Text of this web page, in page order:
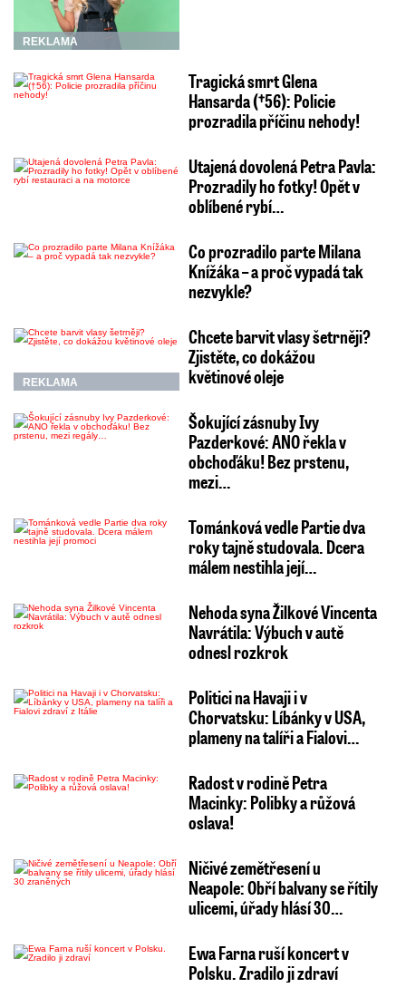
REKLAMA
Tragická smrt Glena
Hansarda (†56): Policie
prozradila příčinu nehody!
Utajená dovolená Petra Pavla:
Prozradily ho fotky! Opět v
oblíbené rybí…
Co prozradilo parte Milana
Knížáka – a proč vypadá tak
nezvykle?
REKLAMA
Chcete barvit vlasy šetrněji?
Zjistěte, co dokážou
květinové oleje
Šokující zásnuby Ivy
Pazderkové: ANO řekla v
obchoďáku! Bez prstenu,
mezi…
Tománková vedle Partie dva
roky tajně studovala. Dcera
málem nestihla její…
Nehoda syna Žilkové Vincenta
Navrátila: Výbuch v autě
odnesl rozkrok
Politici na Havaji i v
Chorvatsku: Líbánky v USA,
plameny na talíři a Fialovi…
Radost v rodině Petra
Macinky: Polibky a růžová
oslava!
Ničivé zemětřesení u
Neapole: Obří balvany se řítily
ulicemi, úřady hlásí 30…
Ewa Farna ruší koncert v
Polsku. Zradilo ji zdraví